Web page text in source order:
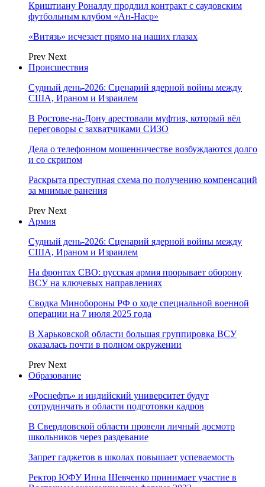
Криштиану Роналду продлил контракт с саудовским
футбольным клубом «Ан-Наср»
«Витязь» исчезает прямо на наших глазах
Prev Next
Происшествия
Судный день-2026: Сценарий ядерной войны между
США, Ираном и Израилем
В Ростове-на-Дону арестовали муфтия, который вёл
переговоры с захватчиками СИЗО
Дела о телефонном мошенничестве возбуждаются долго
и со скрипом
Раскрыта преступная схема по получению компенсаций
за мнимые ранения
Prev Next
Армия
Судный день-2026: Сценарий ядерной войны между
США, Ираном и Израилем
На фронтах СВО: русская армия прорывает оборону
ВСУ на ключевых направлениях
Сводка Минобороны РФ о ходе специальной военной
операции на 7 июля 2025 года
В Харьковской области большая группировка ВСУ
оказалась почти в полном окружении
Prev Next
Образование
«Роснефть» и индийский университет будут
сотрудничать в области подготовки кадров
В Свердловской области провели личный досмотр
школьников через раздевание
Запрет гаджетов в школах повышает успеваемость
Ректор ЮФУ Инна Шевченко принимает участие в